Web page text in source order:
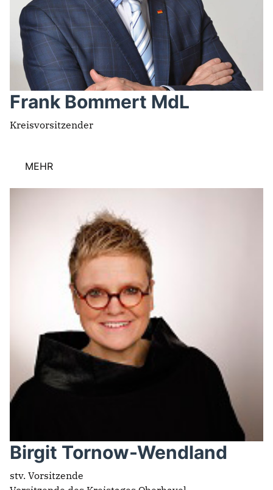
BÜRGERANFRAGE
LINKS
Frank Bommert MdL
Kreisvorsitzender
MEHR
Birgit Tornow-Wendland
stv. Vorsitzende